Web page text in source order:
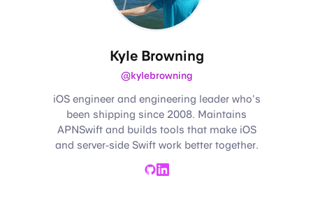
Kyle Browning
@kylebrowning
iOS engineer and engineering leader who's
been shipping since 2008. Maintains
APNSwift and builds tools that make iOS
and server-side Swift work better together.
GitHub
LinkedIn